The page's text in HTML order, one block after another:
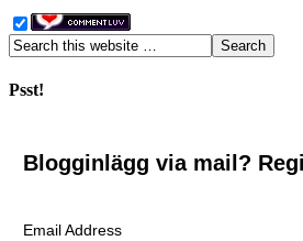
Psst!
Blogginlägg via mail?
Email Address